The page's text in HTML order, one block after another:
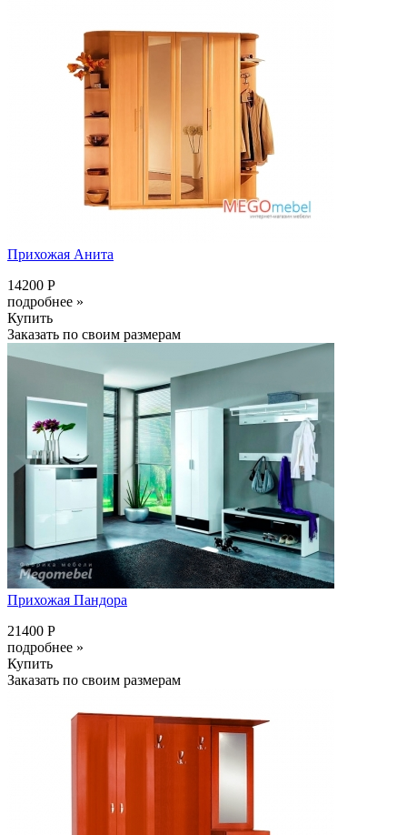
Прихожая Анита
14200 Р
подробнее »
Купить
Заказать по своим размерам
Прихожая Пандора
21400 Р
подробнее »
Купить
Заказать по своим размерам